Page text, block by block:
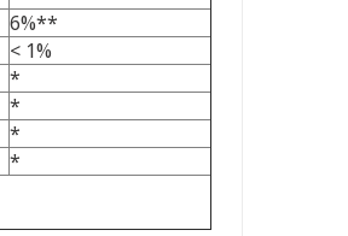
6%**
< 1%
*
*
*
*